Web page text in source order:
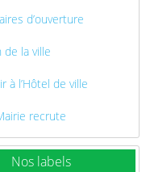
d’ouverture
de la ville
à l’Hôtel de ville
recrute
Nos labels